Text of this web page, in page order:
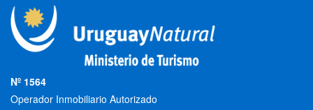
Nº 1564
Operador Inmobiliario Autorizado